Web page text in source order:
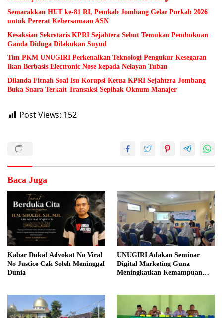
Semarakkan HUT ke-81 RI, Pemkab Jombang Gelar Porkab 2026
untuk Pererat Kebersamaan ASN
Kesaksian Sekretaris KPRI Sejahtera Sebut Temukan Pembukuan
Ganda Diduga Dilakukan Suyud
Tim PKM UNUGIRI Perkenalkan Teknologi Pengukur Kesegaran
Ikan Berbasis Electronic Nose kepada Nelayan Tuban
Dilanda Fitnah Soal Isu Korupsi Ketua KPRI Sejahtera Jombang
Buka Suara Terkait Transaksi Sepihak Oknum Manajer
Post Views: 152
Baca Juga
Kabar Duka! Advokat No Viral
No Justice Cak Soleh Meninggal
Dunia
UNUGIRI Adakan Seminar
Digital Marketing Guna
Meningkatkan Kemampuan